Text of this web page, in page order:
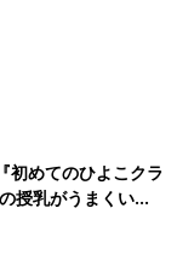
初めてのひよこクラ
授乳がうまくい
のトラブル 解決テ